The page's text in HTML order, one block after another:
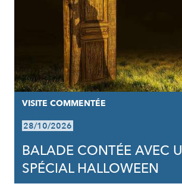
VISITE COMMENTÉE
28/10/2026
BALADE CONTÉE AVEC
SPÉCIAL HALLOWEEN